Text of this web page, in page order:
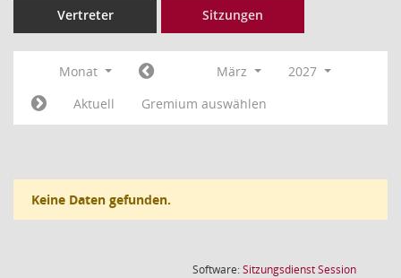
Vertreter Sitzungen
Monat März
2027
Aktuell
Gremium auswählen
Keine Daten gefunden.
Software:SitzungsdienstSession(Wird in